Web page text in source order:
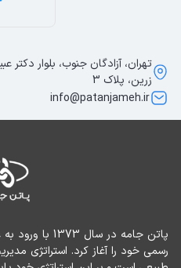
تهران، آزادگان جنوب، بلوار دکتر
زرین، پلاک 3
info@patanjameh.ir